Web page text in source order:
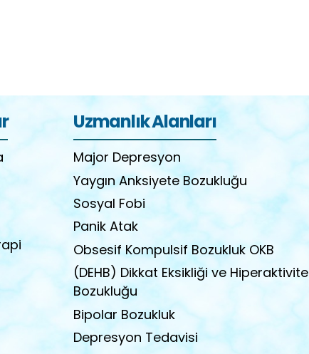
Uzmanlık Alanları
Major Depresyon
Yaygın Anksiyete Bozukluğu
Sosyal Fobi
Panik Atak
Obsesif Kompulsif Bozukluk OKB
(DEHB) Dikkat Eksikliği ve Hiperaktivite
Bozukluğu
Bipolar Bozukluk
Depresyon Tedavisi